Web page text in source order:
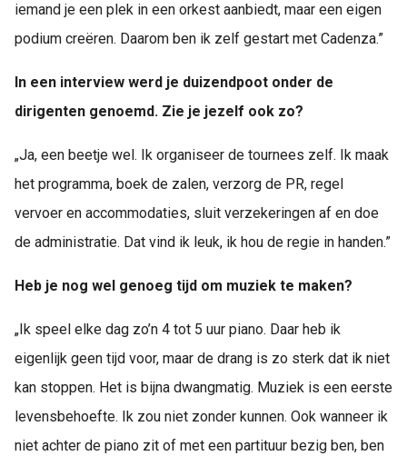
iemand je een plek in een orkest aanbiedt, maar een eigen
podium creëren. Daarom ben ik zelf gestart met Cadenza.”
In een interview werd je duizendpoot onder de
dirigenten genoemd. Zie je jezelf ook zo?
„Ja, een beetje wel. Ik organiseer de tournees zelf. Ik maak
het programma, boek de zalen, verzorg de PR, regel
vervoer en accommodaties, sluit verzekeringen af en doe
de administratie. Dat vind ik leuk, ik hou de regie in handen.”
Heb je nog wel genoeg tijd om muziek te maken?
„Ik speel elke dag zo’n 4 tot 5 uur piano. Daar heb ik
eigenlijk geen tijd voor, maar de drang is zo sterk dat ik niet
kan stoppen. Het is bijna dwangmatig. Muziek is een eerste
levensbehoefte. Ik zou niet zonder kunnen. Ook wanneer ik
niet achter de piano zit of met een partituur bezig ben, ben